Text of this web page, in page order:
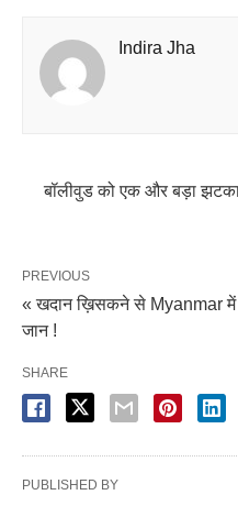
Indira Jha
बॉलीवुड को एक और बड़ा
PREVIOUS
« खदान ख़िसकने से Myanmar में
जान !
SHARE
PUBLISHED BY